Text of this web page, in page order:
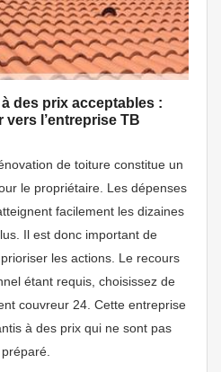
des prix acceptables :
l’entreprise TB
de toiture constitue un
le propriétaire. Les dépenses
facilement les dizaines
Il est donc important de
les actions. Le recours
étant requis, choisissez de
couvreur 24. Cette entreprise
à des prix qui ne sont pas